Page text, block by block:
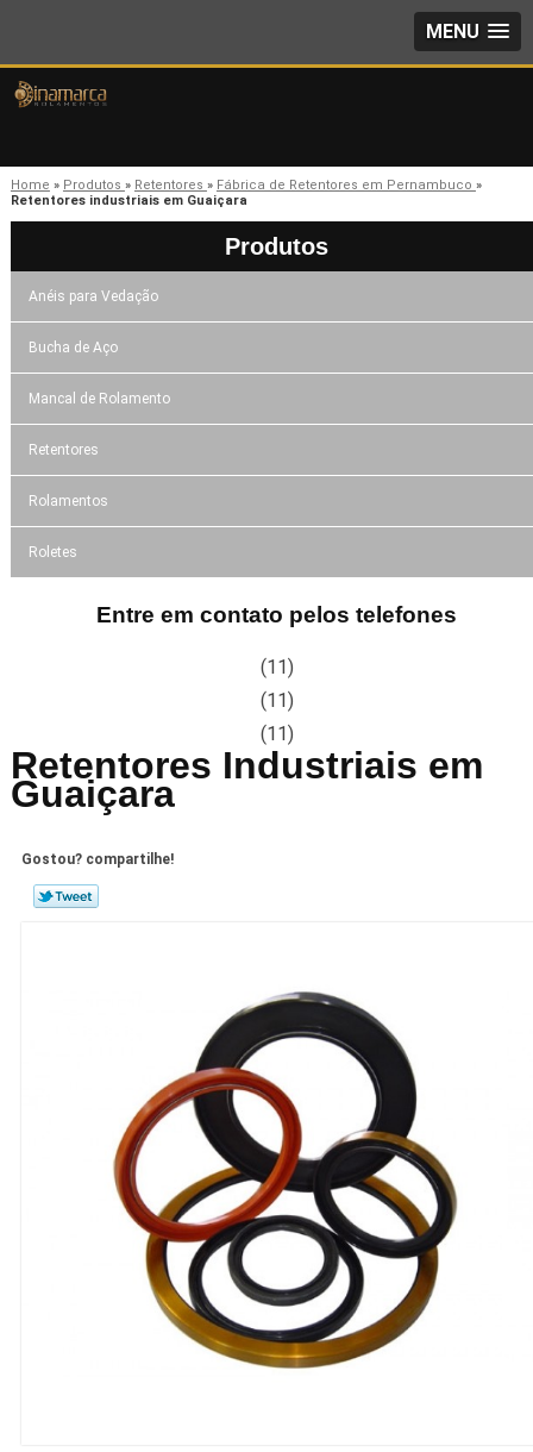
MENU
Home » Produtos » Retentores » Fábrica de Retentores em Pernambuco »
Retentores industriais em Guaiçara
Produtos
Anéis para Vedação
Bucha de Aço
Mancal de Rolamento
Retentores
Rolamentos
Roletes
Entre em contato pelos telefones
(11)
(11)
(11)
Retentores Industriais em
Guaiçara
Gostou? compartilhe!